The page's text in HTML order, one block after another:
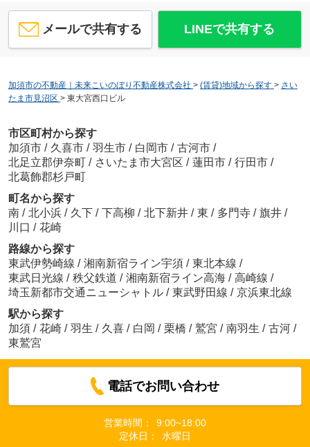
メールで共有する LINEで共有する
加須市の不動産｜未来こいのぼり不動産株式会社 > (賃貸)地域から探す > さい
たま市見沼区 > 東大宮西口ビル
市区町村から探す
加須市 / 久喜市 / 羽生市 / 白岡市 / 古河市 /
北足立郡伊奈町 / さいたま市大宮区 / 蓮田市 / 行田市 /
北葛飾郡杉戸町
町名から探す
南 / 北小浜 / 久下 / 下高柳 / 北下新井 / 東 / 多門寺 / 旗井 /
川口 / 花崎
路線から探す
東武伊勢崎線 / 湘南新宿ライン宇須 / 東北本線 /
東武日光線 / 秩父鉄道 / 湘南新宿ライン高海 / 高崎線 /
埼玉新都市交通ニューシャトル / 東武野田線 / 京浜東北線
駅から探す
加須 / 花崎 / 羽生 / 久喜 / 白岡 / 栗橋 / 鷲宮 / 南羽生 / 古河 /
東鷲宮
電話でお問い合わせ
営業時間：
9:00~18:00
定休日：
水曜日